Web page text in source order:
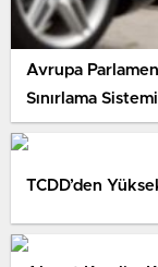
Avrupa
Sınırlama
TCDD’den